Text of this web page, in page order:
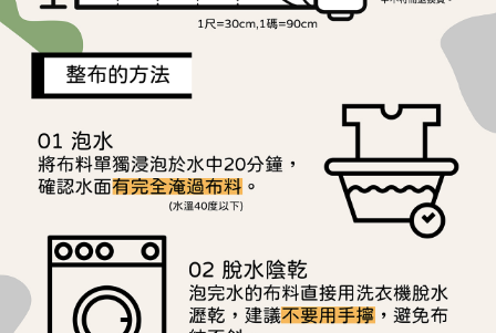
【注意事項】
１．透過由恩沛科技股份有限公司提供之「AFTEE先享後付」服務完成之交
易，需依本服務之必要範圍內提供個人資料，並將交易相關給付款項請求債
權轉讓予恩沛科技股份有限公司。
https://aftee.tw/terms/#terms3
３．未成年的使用者請事先徵得法定代理人或監護人之同意方可使用
「AFTEE先享後付」，若未經同意申辦者引起之損失，本公司不負相關責
任。
４．使用「AFTEE先享後付」時，將依據個別帳號之用戶狀況，依本公司即
時審查核予不同之上限額度；若仍有額度不足之情形，本公司將視審查結果
請求用戶進行身份認證。
５．嚴禁一人註冊多個帳號或使用他人資訊註冊。若發現惡意使用之情形，
恩沛科技股份有限公司將有權停止該用戶之使用額度並採取法律行動。